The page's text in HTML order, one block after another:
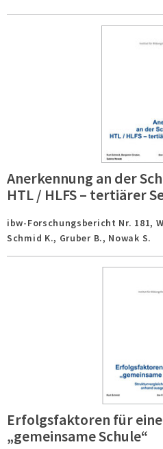
Anerkennung an der
HTL / HLFS – tertiärer
ibw-Forschungsbericht Nr. 181,
Schmid K., Gruber B., Nowak S.
Erfolgsfaktoren für eine
„gemeinsame Schule“